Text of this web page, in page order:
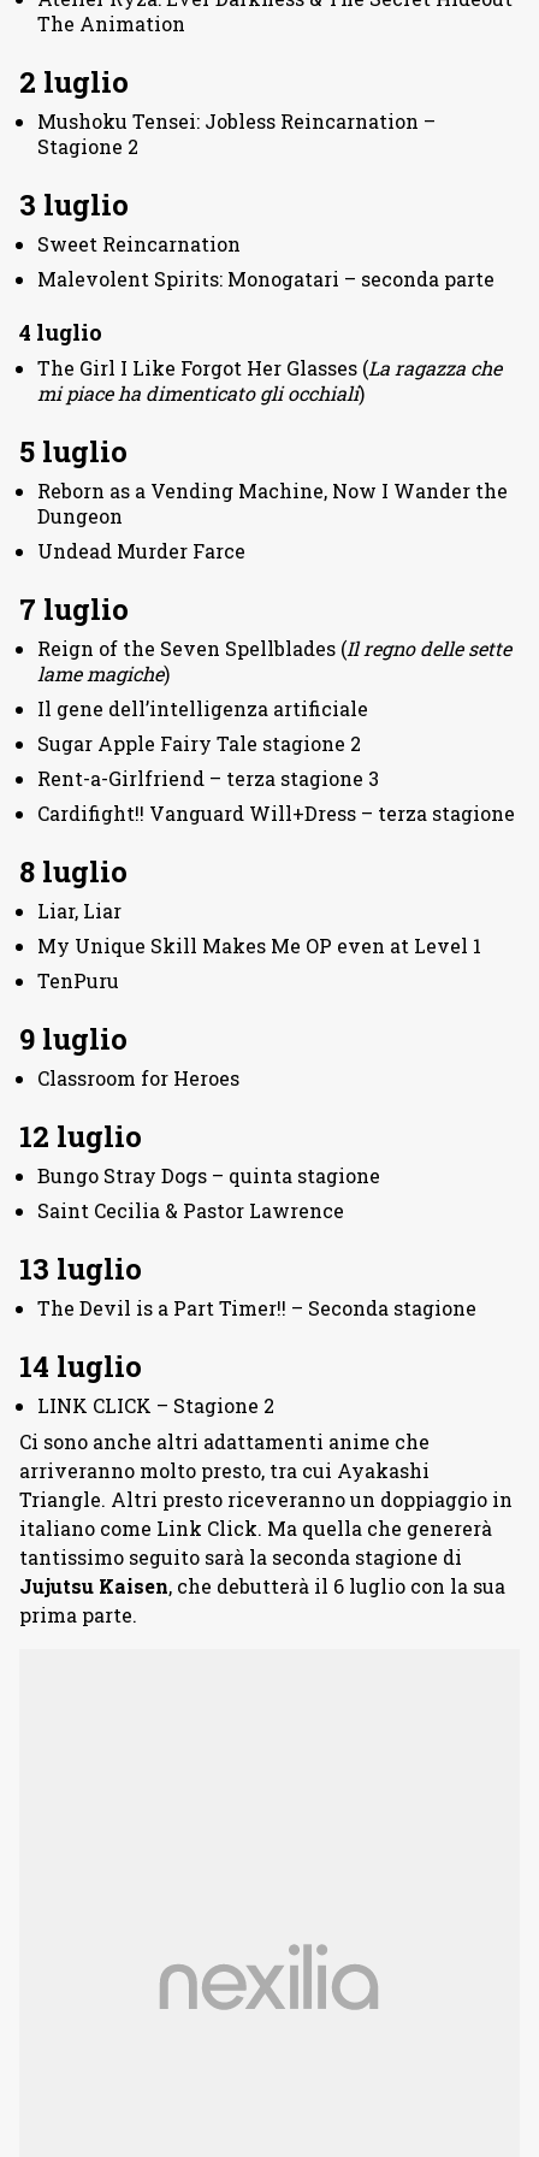
The Animation
2 luglio
Mushoku Tensei: Jobless Reincarnation –
Stagione 2
3 luglio
Sweet Reincarnation
Malevolent Spirits: Monogatari – seconda parte
4 luglio
The Girl I Like Forgot Her Glasses (La ragazza che
mi piace ha dimenticato gli occhiali)
5 luglio
Reborn as a Vending Machine, Now I Wander the
Dungeon
Undead Murder Farce
7 luglio
Reign of the Seven Spellblades (Il regno delle sette
lame magiche)
Il gene dell’intelligenza artificiale
Sugar Apple Fairy Tale stagione 2
Rent-a-Girlfriend – terza stagione 3
Cardifight!! Vanguard Will+Dress – terza stagione
8 luglio
Liar, Liar
My Unique Skill Makes Me OP even at Level 1
TenPuru
9 luglio
Classroom for Heroes
12 luglio
Bungo Stray Dogs – quinta stagione
Saint Cecilia & Pastor Lawrence
13 luglio
The Devil is a Part Timer!! – Seconda stagione
14 luglio
LINK CLICK – Stagione 2
Ci sono anche altri adattamenti anime che
arriveranno molto presto, tra cui Ayakashi
Triangle. Altri presto riceveranno un doppiaggio in
italiano come Link Click. Ma quella che genererà
tantissimo seguito sarà la seconda stagione di
Jujutsu Kaisen, che debutterà il 6 luglio con la sua
prima parte.